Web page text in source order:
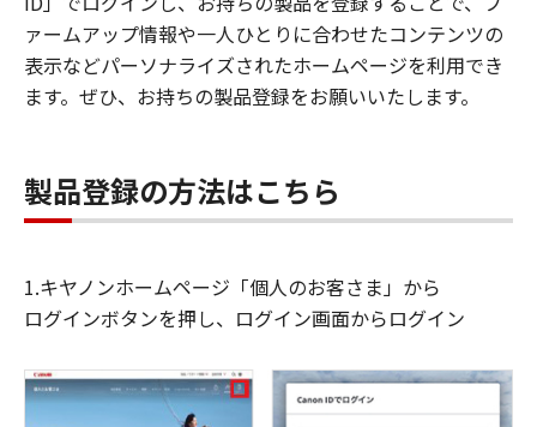
ァームアップ情報や一人ひとりに合わせたコンテンツの
表示などパーソナライズされたホームページを利用でき
ます。ぜひ、お持ちの製品登録をお願いいたします。
製品登録の方法はこちら
1.キヤノンホームページ「個人のお客さま」から
ログインボタンを押し、ログイン画面からログイン